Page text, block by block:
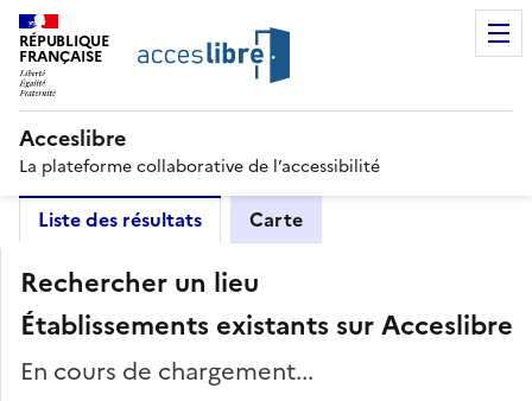
RÉPUBLIQUE
FRANÇAISE
Acceslibre
La plateforme collaborative de l’accessibilité
Liste des résultats Carte
Rechercher un lieu
Établissements existants sur Acceslibre
En cours de chargement...